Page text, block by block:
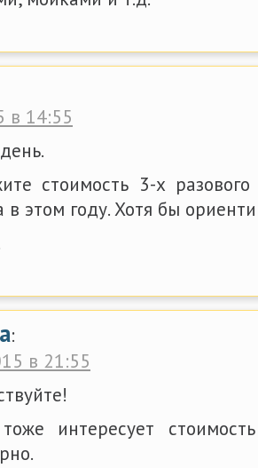
в 14:55
стоимость 3-х
в этом году. Хотя бы
:
в 21:55
интересует